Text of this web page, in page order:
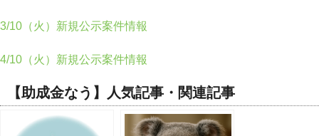
3/10（火）新規公示案件情報
4/10（火）新規公示案件情報
【助成金なう】人気記事・関連記事